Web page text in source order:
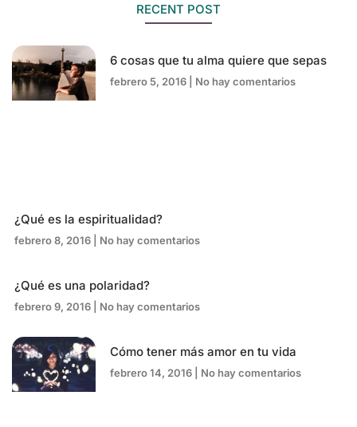
RECENT POST
6 cosas que tu alma quiere que sepas
febrero 5, 2016 No hay comentarios
¿Qué es la espiritualidad?
febrero 8, 2016 No hay comentarios
¿Qué es una polaridad?
febrero 9, 2016 No hay comentarios
Cómo tener más amor en tu vida
febrero 14, 2016 No hay comentarios